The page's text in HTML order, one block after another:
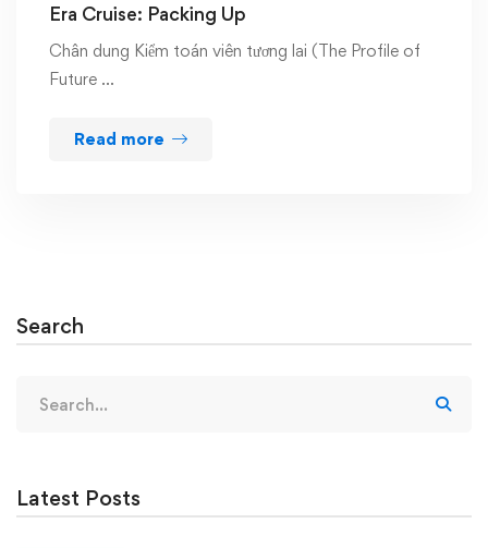
Era Cruise: Packing Up
Chân dung Kiểm toán viên tương lai (The Profile of
Future …
Read more
Search
for:
Latest Posts